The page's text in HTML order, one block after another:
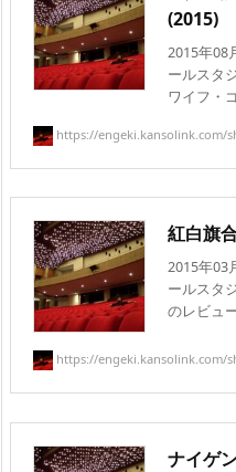
(2015)
2015年08
ールスタ
ワイフ・
https://engeki.kansolink.com/
紅白旗
2015年03
ールスタ
のレビュ
https://engeki.kansolink.com/
ナイゲ